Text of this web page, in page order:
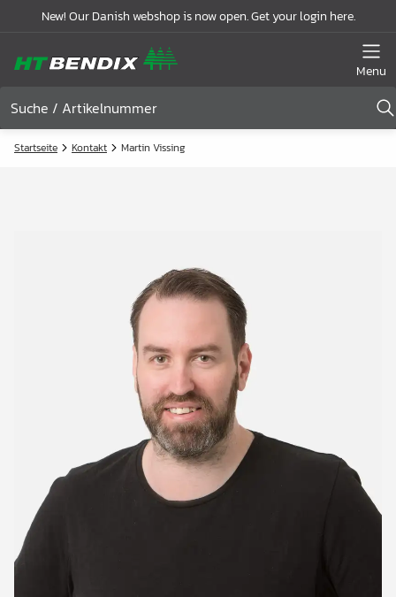
New! Our Danish webshop is now open. Get your login here.
Menu
Startseite Kontakt Martin Vissing